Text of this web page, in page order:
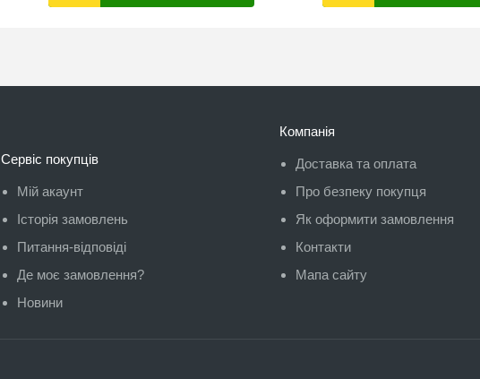
Сервіс покупців
Мій акаунт
Історія замовлень
Питання-відповіді
Де моє замовлення?
Новини
Компанія
Доставка та оплата
Про безпеку покупця
Як оформити замовлення
Контакти
Мапа сайту